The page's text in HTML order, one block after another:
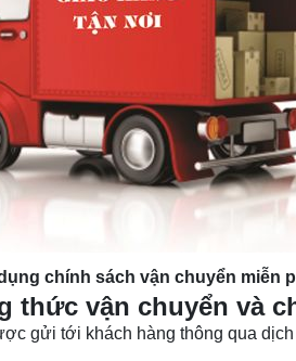
chính sách vận chuyển miễn
thức vận chuyển và
gửi tới khách hàng thông qua